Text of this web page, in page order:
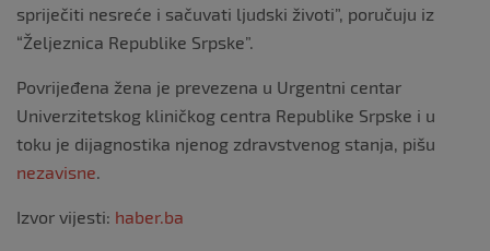
spriječiti nesreće i sačuvati ljudski životi”, poručuju iz
“Željeznica Republike Srpske”.
Povrijeđena žena je prevezena u Urgentni centar
Univerzitetskog kliničkog centra Republike Srpske i u
toku je dijagnostika njenog zdravstvenog stanja, pišu
nezavisne.
Izvor vijesti: haber.ba